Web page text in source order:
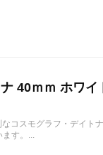
40ｍｍ ホワ
コスモグラフ・デイト
ます。...